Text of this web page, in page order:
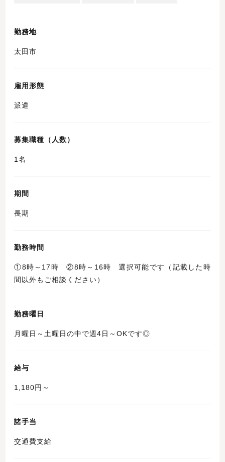
勤務地
太田市
雇用形態
派遣
募集職種（人数）
1名
期間
長期
勤務時間
①8時～17時 ②8時～16時 選択可能です（記載した時
間以外もご相談ください）
勤務曜日
月曜日～土曜日の中で週4日～OKです◎
給与
1,180円～
諸手当
交通費支給